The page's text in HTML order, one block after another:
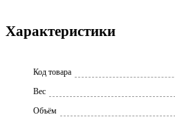
Характеристики
Код товара
Вес
Объём